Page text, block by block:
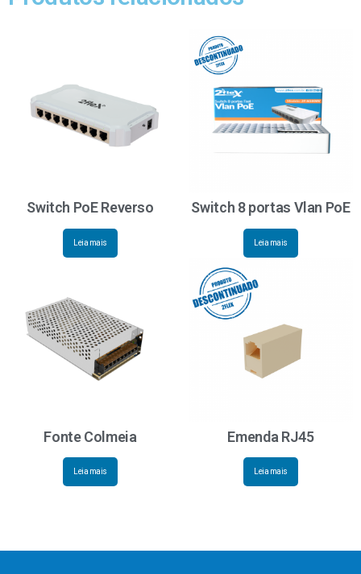
Switch PoE Reverso
Leia mais
Switch 8 portas Vlan PoE
Leia mais
Fonte Colmeia
Leia mais
Emenda RJ45
Leia mais